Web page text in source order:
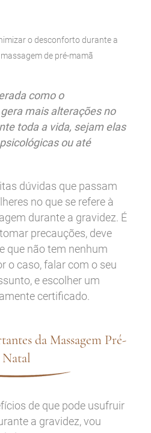
o desconforto durante a
de pré-mamã
como o
mais alterações no
toda a vida, sejam elas
ou até
dúvidas que passam
no que se refere à
durante a gravidez. É
precauções, deve
que não tem nenhum
o caso, falar com o seu
e escolher um
certificado.
da Massagem Pré-
Natal
de que pode usufruir
a gravidez, vou